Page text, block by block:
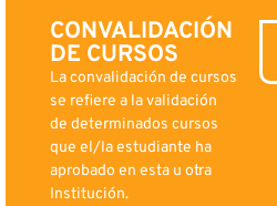
CONVALIDACIÓN
DE CURSOS
La convalidación de cursos
se refiere a la validación
de determinados cursos
que el/la estudiante ha
aprobado en esta u otra
Institución.